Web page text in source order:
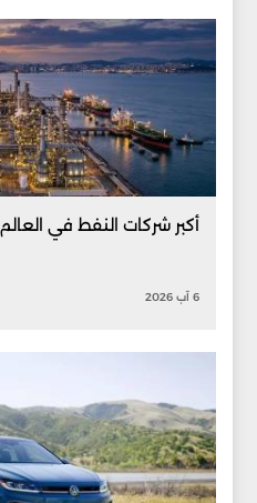
أكبر شركات النفط في العالم
6 آب 2026